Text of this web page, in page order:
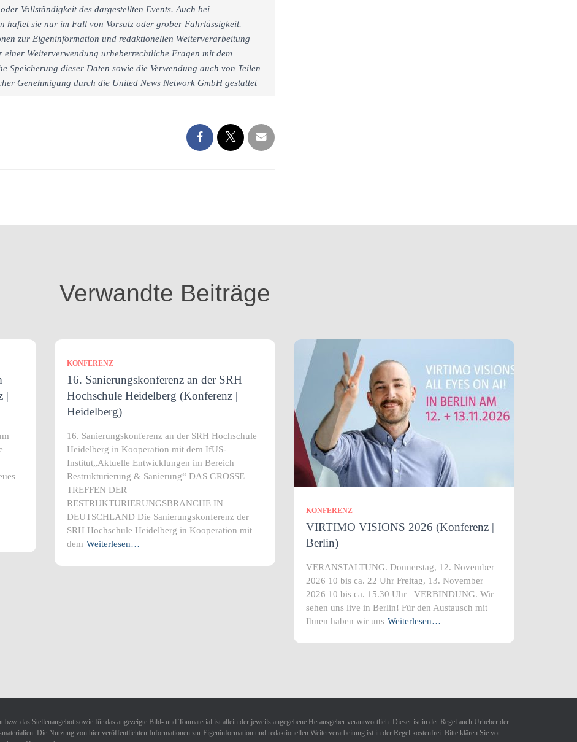
Vollständigkeit des dargestellten Events. Auch bei
haftet sie nur im Fall von Vorsatz oder grober Fahrlässigkeit.
zur Eigeninformation und redaktionellen Weiterverarbeitung
Weiterverwendung urheberrechtliche Fragen mit dem
Speicherung dieser Daten sowie die Verwendung auch von Teilen
Genehmigung durch die United News Network GmbH gestattet
Verwandte Beiträge
|
KONFERENZ
16. Sanierungskonferenz an der SRH
Hochschule Heidelberg (Konferenz |
Heidelberg)
16. Sanierungskonferenz an der SRH Hochschule
Heidelberg in Kooperation mit dem IfUS-
Institut„Aktuelle Entwicklungen im Bereich
Restrukturierung & Sanierung“ DAS GROSSE
TREFFEN DER
RESTRUKTURIERUNGSBRANCHE IN
DEUTSCHLAND Die Sanierungskonferenz der
SRH Hochschule Heidelberg in Kooperation mit
dem Weiterlesen…
KONFERENZ
VIRTIMO VISIONS 2026 (Konferenz |
Berlin)
VERANSTALTUNG. Donnerstag, 12. November
2026 10 bis ca. 22 Uhr Freitag, 13. November
2026 10 bis ca. 15.30 Uhr VERBINDUNG. Wir
sehen uns live in Berlin! Für den Austausch mit
Ihnen haben wir uns Weiterlesen…
bzw. das Stellenangebot sowie für das angezeigte Bild- und Tonmaterial ist allein der jeweils angegebene Herausgeber verantwortlich. Dieser ist in der Regel auch Urheber der
Die Nutzung von hier veröffentlichten Informationen zur Eigeninformation und redaktionellen Weiterverarbeitung ist in der Regel kostenfrei. Bitte klären Sie vor